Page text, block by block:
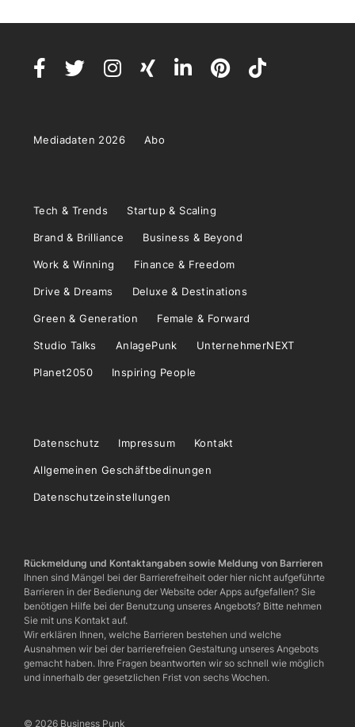
Mediadaten 2026 Abo
Tech & Trends Startup & Scaling
Brand & Brilliance Business & Beyond
Work & Winning Finance & Freedom
Drive & Dreams Deluxe & Destinations
Green & Generation Female & Forward
Studio Talks AnlagePunk UnternehmerNEXT
Planet2050 Inspiring People
Datenschutz Impressum Kontakt
Allgemeinen Geschäftbedinungen
Datenschutzeinstellungen
Rückmeldung und Kontaktangaben sowie Meldung von Barrieren
Ihnen sind Mängel bei der Barrierefreiheit oder hier nicht aufgeführte
Barrieren in der Bedienung der Website oder Apps aufgefallen? Sie
benötigen Hilfe bei der Benutzung unseres Angebots? Bitte nehmen
Sie mit uns Kontakt auf.
Wir erklären Ihnen, welche Barrieren bestehen und welche
Ausnahmen wir bei der barrierefreien Gestaltung unseres Angebots
gemacht haben. Ihre Fragen beantworten wir so schnell wie möglich
und innerhalb der gesetzlichen Frist von sechs Wochen.
© 2026 Business Punk